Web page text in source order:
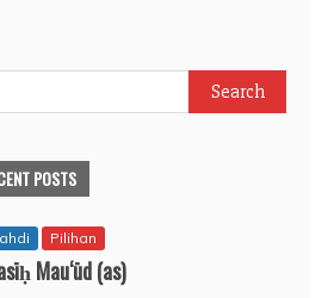
POSTS
Pilihan
Mau‘ūd (as)